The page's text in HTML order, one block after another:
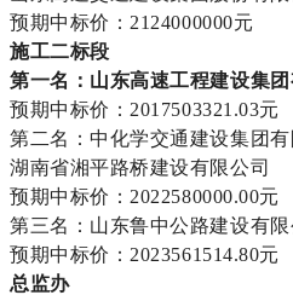
预期中标价：2124000000元
施工二标段
第一名：山东高速工程建设集团
预期中标价：2017503321.03元
第二名：中化学交通建设集团有
湖南省湘平路桥建设有限公司
预期中标价：2022580000.00元
第三名：山东鲁中公路建设有限
预期中标价：2023561514.80元
总监办